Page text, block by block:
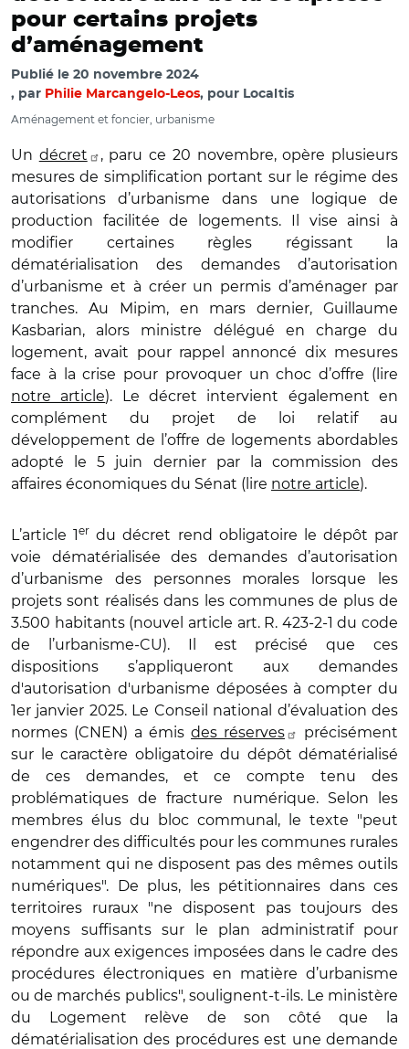
pour certains projets
d’aménagement
Publié le 20 novembre 2024
par Philie Marcangelo-Leos, pour Localtis
Aménagement et foncier, urbanisme
Un décret , paru ce 20 novembre, opère plusieurs
mesures de simplification portant sur le régime des
autorisations d’urbanisme dans une logique de
production facilitée de logements. Il vise ainsi à
modifier certaines règles régissant la
dématérialisation des demandes d’autorisation
d’urbanisme et à créer un permis d’aménager par
tranches. Au Mipim, en mars dernier, Guillaume
Kasbarian, alors ministre délégué en charge du
logement, avait pour rappel annoncé dix mesures
face à la crise pour provoquer un choc d’offre (lire
notre article). Le décret intervient également en
complément du projet de loi relatif au
développement de l ’offre de logements abordables
adopté le 5 juin dernier par la commission des
affaires économiques du Sénat (lire notre article).
L’article 1er du décret rend obligatoire le dépôt par
voie dématérialisée des demandes d’autorisation
d’urbanisme des personnes morales lorsque les
projets sont réalisés dans les communes de plus de
3.500 habitants (nouvel article art. R. 423-2-1 du code
de l ’urbanisme-CU). Il est précisé que ces
dispositions s’appliqueront aux demandes
d'autorisation d'urbanisme déposées à compter du
1er janvier 2025. Le Conseil national d’évaluation des
normes (CNEN) a émis des réserves
précisément
sur le caractère obligatoire du dépôt dématérialisé
de ces demandes, et ce compte tenu des
problématiques de fracture numérique. Selon les
membres élus du bloc communal, le texte "peut
engendrer des difficultés pour les communes rurales
notamment qui ne disposent pas des mêmes outils
numériques". De plus, les pétitionnaires dans ces
territoires ruraux "ne disposent pas toujours des
moyens suffisants sur le plan administratif pour
répondre aux exigences imposées dans le cadre des
procédures électroniques en matière d’urbanisme
ou de marchés publics", soulignent-t-ils. Le ministère
du Logement relève de son côtéque la
dématérialisation des procédures est une demande